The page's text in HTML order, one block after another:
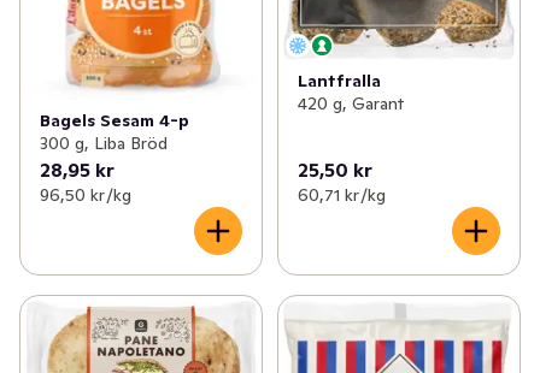
Bagels Sesam 4-p
300 g, Liba Bröd
28,95 kr
96,50 kr /kg
Lantfralla
420 g, Garant
25,50 kr
60,71 kr /kg